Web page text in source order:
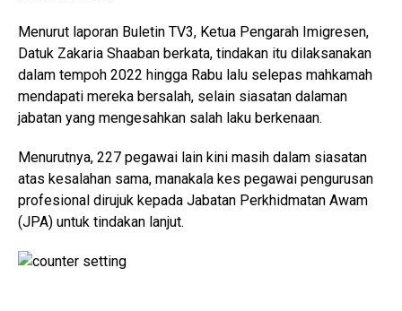
Menurut laporan Buletin TV3, Ketua Pengarah Imigresen,
Datuk Zakaria Shaaban berkata, tindakan itu dilaksanakan
dalam tempoh 2022 hingga Rabu lalu selepas mahkamah
mendapati mereka bersalah, selain siasatan dalaman
jabatan yang mengesahkan salah laku berkenaan.
Menurutnya, 227 pegawai lain kini masih dalam siasatan
atas kesalahan sama, manakala kes pegawai pengurusan
profesional dirujuk kepada Jabatan Perkhidmatan Awam
(JPA) untuk tindakan lanjut.